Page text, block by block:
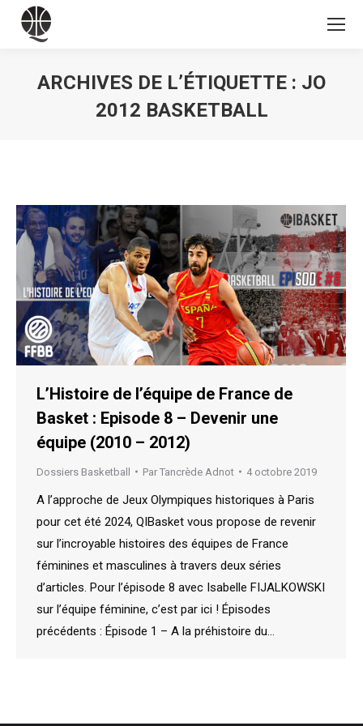
ARCHIVES DE L’ÉTIQUETTE : JO
2012 BASKETBALL
L’Histoire de l’équipe de France de
Basket : Episode 8 – Devenir une
équipe (2010 – 2012)
Dossiers Basketball Par Tancrède Adnot 4 octobre 2019
A l’approche de Jeux Olympiques historiques à Paris
pour cet été 2024, QIBasket vous propose de revenir
sur l’incroyable histoires des équipes de France
féminines et masculines à travers deux séries
d’articles. Pour l’épisode 8 avec Isabelle FIJALKOWSKI
sur l’équipe féminine, c’est par ici ! Épisodes
précédents : Épisode 1 – A la préhistoire du…